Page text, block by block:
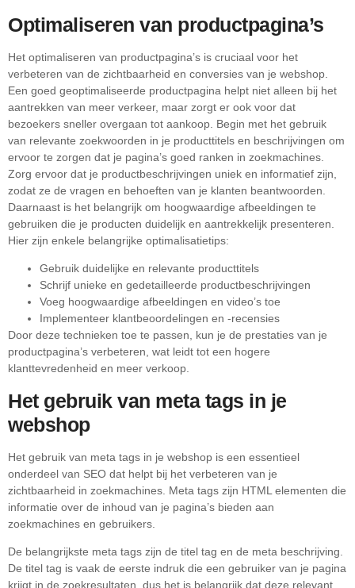
Optimaliseren van productpagina’s
Het optimaliseren van productpagina’s is cruciaal voor het
verbeteren van de zichtbaarheid en conversies van je webshop.
Een goed geoptimaliseerde productpagina helpt niet alleen bij het
aantrekken van meer verkeer, maar zorgt er ook voor dat
bezoekers sneller overgaan tot aankoop. Begin met het gebruik
van relevante zoekwoorden in je producttitels en beschrijvingen om
ervoor te zorgen dat je pagina’s goed ranken in zoekmachines.
Zorg ervoor dat je productbeschrijvingen uniek en informatief zijn,
zodat ze de vragen en behoeften van je klanten beantwoorden.
Daarnaast is het belangrijk om hoogwaardige afbeeldingen te
gebruiken die je producten duidelijk en aantrekkelijk presenteren.
Hier zijn enkele belangrijke optimalisatietips:
Gebruik duidelijke en relevante producttitels
Schrijf unieke en gedetailleerde productbeschrijvingen
Voeg hoogwaardige afbeeldingen en video’s toe
Implementeer klantbeoordelingen en -recensies
Door deze technieken toe te passen, kun je de prestaties van je
productpagina’s verbeteren, wat leidt tot een hogere
klanttevredenheid en meer verkoop.
Het gebruik van meta tags in je
webshop
Het gebruik van meta tags in je webshop is een essentieel
onderdeel van SEO dat helpt bij het verbeteren van je
zichtbaarheid in zoekmachines. Meta tags zijn HTML elementen die
informatie over de inhoud van je pagina’s bieden aan
zoekmachines en gebruikers.
De belangrijkste meta tags zijn de titel tag en de meta beschrijving.
De titel tag is vaak de eerste indruk die een gebruiker van je pagina
krijgt in de zoekresultaten, dus het is belangrijk dat deze relevant